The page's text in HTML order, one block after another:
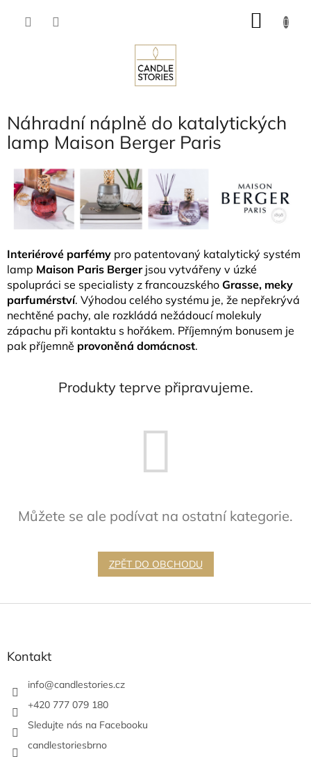
Náhradní náplně do katalytických
lamp Maison Berger Paris
Interiérové parfémy pro patentovaný katalytický systém
lamp Maison Paris Berger jsou vytvářeny v úzké
spolupráci se specialisty z francouzského Grasse, meky
parfumérství. Výhodou celého systému je, že nepřekrývá
nechtěné pachy, ale rozkládá nežádoucí molekuly
zápachu při kontaktu s hořákem. Příjemným bonusem je
pak příjemně provoněná domácnost.
Produkty teprve připravujeme.
Můžete se ale podívat na ostatní kategorie.
ZPĚT DO OBCHODU
Z
Kontakt
info@candlestories.cz
+420 777 079 180
Sledujte nás na Facebooku
candlestoriesbrno